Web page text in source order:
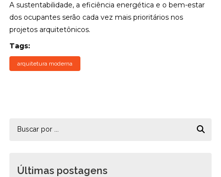
A sustentabilidade, a eficiência energética e o bem-estar
dos ocupantes serão cada vez mais prioritários nos
projetos arquitetônicos.
Tags:
arquitetura moderna
Últimas postagens